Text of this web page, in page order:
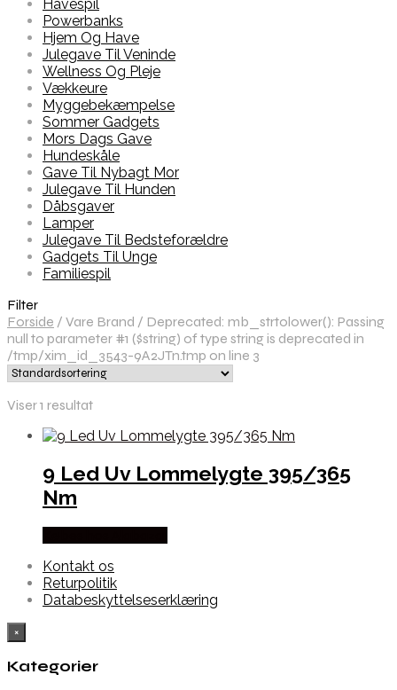
Havespil
Powerbanks
Hjem Og Have
Julegave Til Veninde
Wellness Og Pleje
Vækkeure
Myggebekæmpelse
Sommer Gadgets
Mors Dags Gave
Hundeskåle
Gave Til Nybagt Mor
Julegave Til Hunden
Dåbsgaver
Lamper
Julegave Til Bedsteforældre
Gadgets Til Unge
Familiespil
Filter
Forside / Vare Brand / Deprecated: mb_strtolower(): Passing
null to parameter #1 ($string) of type string is deprecated in
/tmp/xim_id_3543-9A2JTn.tmp on line 3
Viser 1 resultat
9 Led Uv Lommelygte 395/365
Nm
Kontakt os
Returpolitik
Databeskyttelseserklæring
×
Kategorier